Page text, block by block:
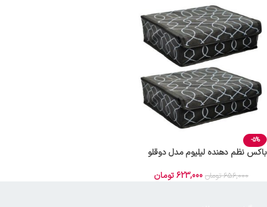
-5%
باکس نظم دهنده لیلیوم مدل دوقلو
656,000 تومان 623,000تومان